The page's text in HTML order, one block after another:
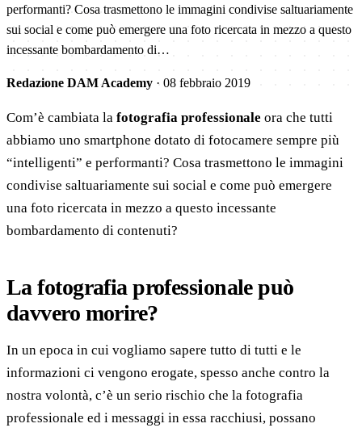
performanti? Cosa trasmettono le immagini condivise saltuariamente
sui social e come può emergere una foto ricercata in mezzo a questo
incessante bombardamento di…
Redazione DAM Academy · 08 febbraio 2019
Com’è cambiata la fotografia professionale ora che tutti
abbiamo uno smartphone dotato di fotocamere sempre più
“intelligenti” e performanti? Cosa trasmettono le immagini
condivise saltuariamente sui social e come può emergere
una foto ricercata in mezzo a questo incessante
bombardamento di contenuti?
La fotografia professionale può
davvero morire?
In un epoca in cui vogliamo sapere tutto di tutti e le
informazioni ci vengono erogate, spesso anche contro la
nostra volontà, c’è un serio rischio che la fotografia
professionale ed i messaggi in essa racchiusi, possano